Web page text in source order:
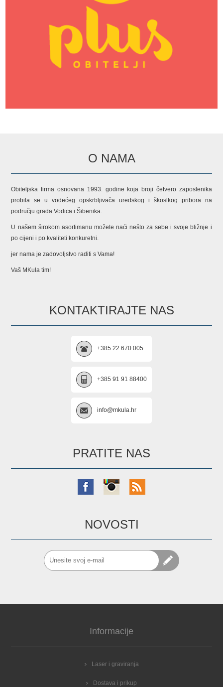
O NAMA
Obiteljska firma osnovana 1993. godine koja broji četvero zaposlenika
probila se u vodećeg opskrbljivača uredskog i škoslkog pribora na
području grada Vodica i Šibenika.
U našem širokom asortimanu možete naći nešto za sebe i svoje bližnje i
po cijeni i po kvaliteti konkuretni.
jer nama je zadovoljstvo raditi s Vama!
Vaš MKula tim!
KONTAKTIRAJTE NAS
+385 22 670 005
+385 91 91 88400
info@mkula.hr
PRATITE NAS
NOVOSTI
Informacije
Laser i graviranja
Dostava i prikup